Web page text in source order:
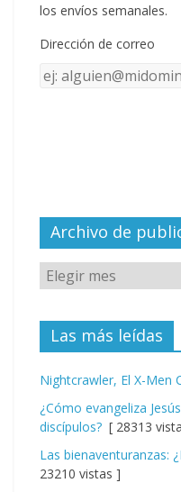
o
k e
C
el
los envíos semanales.
Dirección de correo
Dirección
Archivo de
Las más leídas
Nightcrawler, El X-Men
¿Cómo evangeliza
discípulos? [ 28313
Las bienaventuranzas:
23210 vistas ]